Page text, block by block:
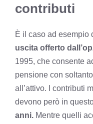
contributi
È il caso ad esempio
uscita offerto
1995, che consente
pensione con
all’attivo. I contributi
devono però in
anni. Mentre quelli